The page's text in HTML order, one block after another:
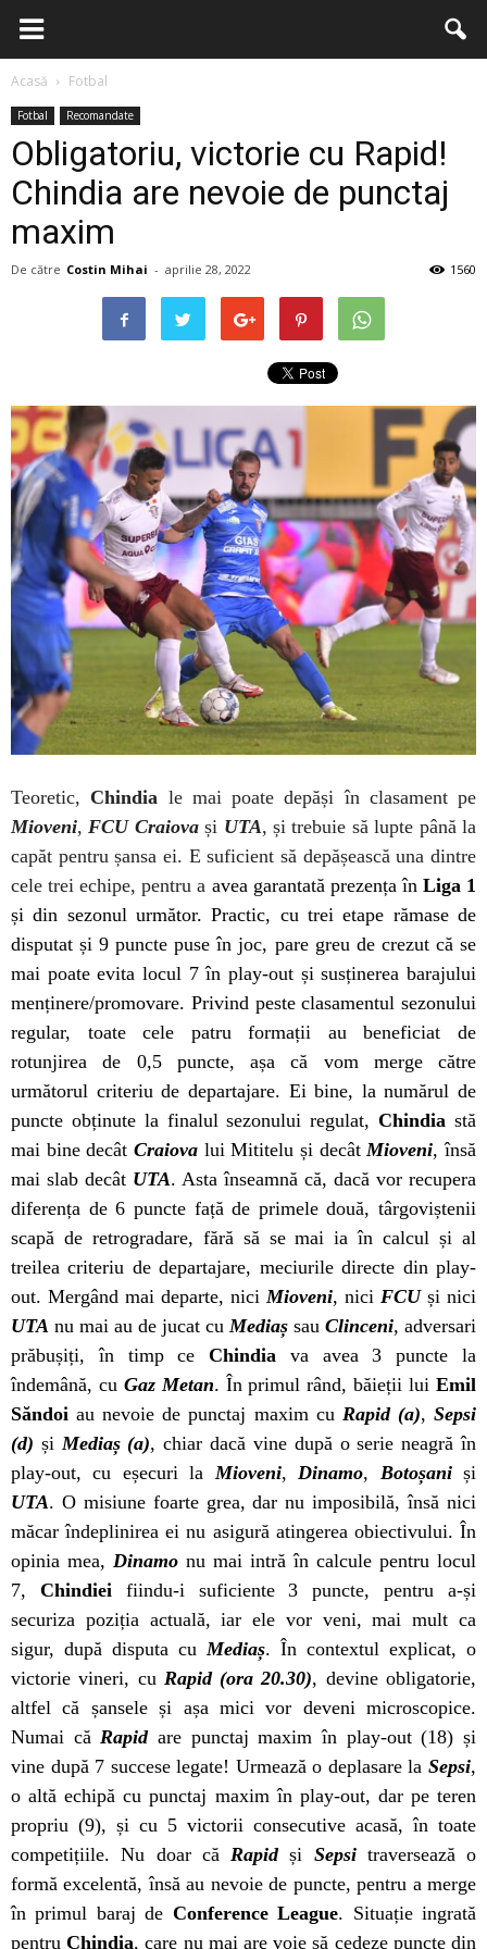
Acasă Fotbal
Fotbal Recomandate
Obligatoriu, victorie cu Rapid!
Chindia are nevoie de punctaj
maxim
De către Costin Mihai - aprilie 28, 2022 1560
Teoretic, Chindia le mai poate depăși în clasament pe
Mioveni,FCU Craiovași UTA, și trebuie să lupte până la
capăt pentru șansa ei. E suficient să depășească una dintre
cele trei echipe, pentru a avea garantată prezența în Liga 1
și din sezonul următor. Practic, cu trei etape rămase de
disputat și 9 puncte puse în joc, pare greu de crezut că se
mai poate evita locul 7 în play-out și susținerea barajului
menținere/promovare. Privind peste clasamentul sezonului
regular, toate cele patru formații au beneficiat de
rotunjirea de 0,5 puncte, așa că vom merge către
următorul criteriu de departajare. Ei bine, la numărul de
puncte obținute la finalul sezonului regulat,Chindia stă
mai bine decât Craiova lui Mititelu și decâtMioveni, însă
mai slab decât UTA. Asta înseamnă că, dacă vor recupera
diferența de 6 puncte față de primele două, târgoviștenii
scapă de retrogradare, fără să se mai ia în calcul și al
treilea criteriu de departajare, meciurile directe din play-
out. Mergând mai departe, niciMioveni, nici FCUși nici
UTA nu mai au de jucat cuMediaș sau Clinceni, adversari
prăbușiți, în timp ceChindia va avea 3 puncte la
îndemână, cu Gaz Metan. În primul rând, băieții luiEmil
Săndoi au nevoie de punctaj maxim cu Rapid (a),Sepsi
(d) șiMediaș (a), chiar dacă vine după o serie neagră în
play-out, cu eșecuri laMioveni,Dinamo, Botoșaniși
UTA. O misiune foarte grea, dar nu imposibilă, însă nici
măcar îndeplinirea ei nu asigură atingerea obiectivului. În
opinia mea, Dinamo nu mai intră în calcule pentru locul
7, Chindieifiindu-i suficiente 3 puncte, pentru a-și
securiza poziția actuală, iar ele vor veni, mai mult ca
sigur, după disputa cuMediaș. În contextul explicat, o
victorievineri, cu Rapid (ora 20.30), devine obligatorie,
altfel că șansele și așa mici vor deveni microscopice.
Numai căRapidare punctaj maxim în play-out (18) și
vine după 7 succese legate! Urmează o deplasare la Sepsi,
o altă echipă cu punctaj maxim în play-out, dar pe teren
propriu (9), și cu 5 victorii consecutive acasă, în toate
competițiile. Nu doar că Rapid și Sepsitraversează o
formă excelentă, însă au nevoie de puncte, pentru a merge
în primul baraj de Conference League. Situație ingrată
pentruChindia, care nu mai are voie să cedeze puncte din